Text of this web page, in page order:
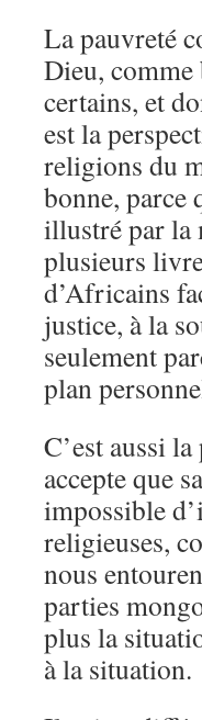
La pauvreté
Dieu, comme
certains, et
est la
religions du
bonne, parce
illustré par la
plusieurs
d’Africains
justice, à la
seulement
plan
C’est aussi
accepte que
impossible
religieuses,
nous
parties
plus la
à la situation.